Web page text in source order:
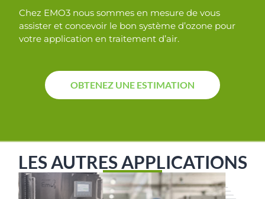
Chez EMO3 nous sommes en mesure de vous
assister et concevoir le bon système d’ozone pour
votre application en traitement d’air.
OBTENEZ UNE ESTIMATION
LES AUTRES APPLICATIONS